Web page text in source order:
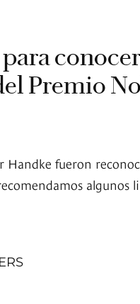
Premio
Handke fueron
algunos